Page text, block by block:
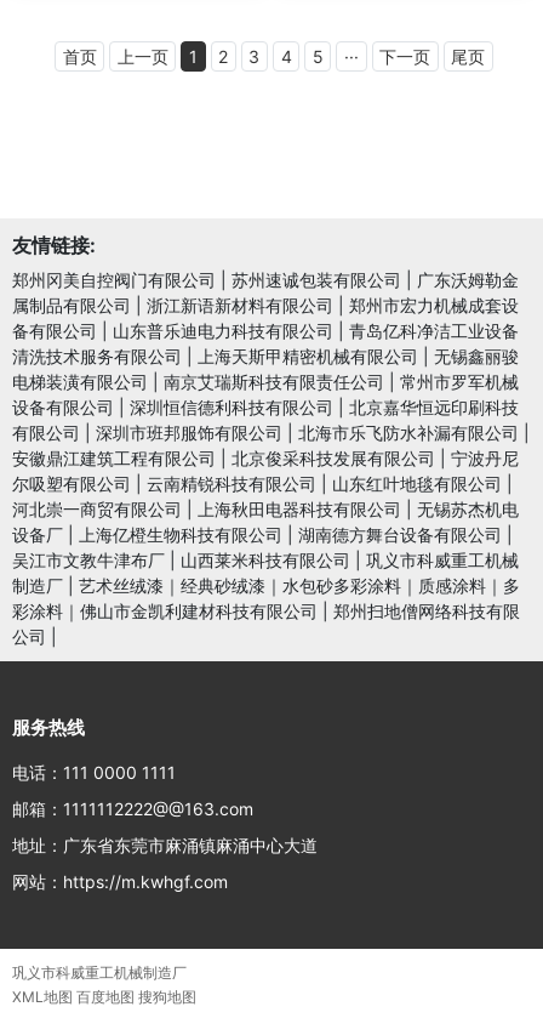
首页 上一页 1 2 3 4 5 ··· 下一页 尾页
友情链接:
郑州冈美自控阀门有限公司 苏州速诚包装有限公司
广东沃姆勒金
属制品有限公司
浙江新语新材料有限公司
郑州市宏力机械成套设
备有限公司
山东普乐迪电力科技有限公司
青岛亿科净洁工业设备
清洗技术服务有限公司
上海天斯甲精密机械有限公司
无锡鑫丽骏
电梯装潢有限公司
南京艾瑞斯科技有限责任公司
常州市罗军机械
设备有限公司
深圳恒信德利科技有限公司
北京嘉华恒远印刷科技
有限公司
深圳市班邦服饰有限公司 北海市乐飞防水补漏有限公司
安徽鼎江建筑工程有限公司
北京俊采科技发展有限公司
宁波丹尼
尔吸塑有限公司
云南精锐科技有限公司 山东红叶地毯有限公司
河北崇一商贸有限公司
上海秋田电器科技有限公司
无锡苏杰机电
设备厂
上海亿橙生物科技有限公司 湖南德方舞台设备有限公司
吴江市文教牛津布厂
山西莱米科技有限公司
巩义市科威重工机械
制造厂
艺术丝绒漆｜经典砂绒漆｜水包砂多彩涂料｜质感涂料｜多
彩涂料｜佛山市金凯利建材科技有限公司
郑州扫地僧网络科技有限
公司
服务热线
电话：111 0000 1111
邮箱：1111112222@@163.com
地址：广东省东莞市麻涌镇麻涌中心大道
网站：https://m.kwhgf.com
巩义市科威重工机械制造厂
XML地图 百度地图 搜狗地图